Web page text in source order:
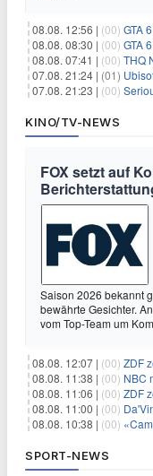
08.08. 12:56 | (00) GTA 6
08.08. 08:30 | (00) GTA 6
08.08. 07:41 | (00) THQ
07.08. 21:24 | (01) Ubisoft
07.08. 21:23 | (00) Serious
KINO/TV-NEWS
FOX setzt auf
Saison 2026 bekannt
bewährte Gesichter.
vom Top-Team um
08.08. 12:07 | (00) ZDF
08.08. 11:38 | (00) NBC
08.08. 11:06 | (00) ZDF
08.08. 11:00 | (00) Da'Vine
08.08. 10:38 | (00)
SPORT-NEWS